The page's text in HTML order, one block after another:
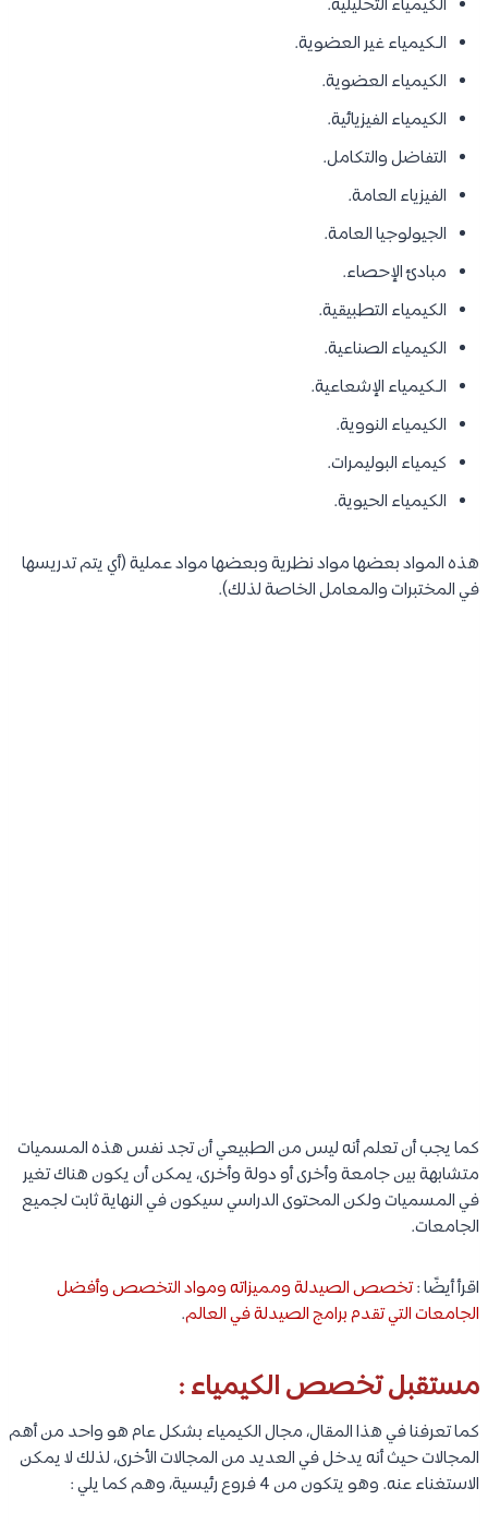
الكيمياء التحليلية.
الـكيمياء غير العضوية.
الكيمياء العضوية.
الكيمياء الفيزيائية.
التفاضل والتكامل.
الفيزياء العامة.
الجيولوجيا العامة.
مبادئ الإحصاء.
الكيمياء التطبيقية.
الكيمياء الصناعية.
الـكيمياء الإشعاعية.
الكيمياء النووية.
كيمياء البوليمرات.
الكيمياء الحيوية.
هذه المواد بعضها مواد نظرية وبعضها مواد عملية (أي يتم تدريسها
في المختبرات والمعامل الخاصة لذلك).
كما يجب أن تعلم أنه ليس من الطبيعي أن تجد نفس هذه المسميات
متشابهة بين جامعة وأخرى أو دولة وأخرى، يمكن أن يكون هناك تغير
في المسميات ولكن المحتوى الدراسي سيكون في النهاية ثابت لجميع
الجامعات.
اقرأ أيضًا :تخصص الصيدلة ومميزاته ومواد التخصص وأفضل
الجامعات التي تقدم برامج الصيدلة في العالم.
مستقبل تخصص الكيمياء :
كما تعرفنا في هذا المقال، مجال الكيمياء بشكل عام هو واحد من أهم
المجالات حيث أنه يدخل في العديد من المجالات الأخرى، لذلك لا يمكن
الاستغناء عنه. وهو يتكون من 4 فروع رئيسية، وهم كما يلي :